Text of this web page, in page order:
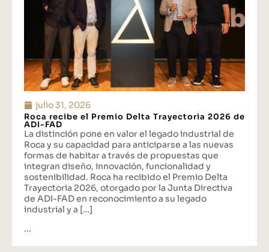
julio 31, 2026
Roca recibe el Premio Delta Trayectoria 2026 de
ADI-FAD
La distinción pone en valor el legado industrial de
Roca y su capacidad para anticiparse a las nuevas
formas de habitar a través de propuestas que
integran diseño, innovación, funcionalidad y
sostenibilidad. Roca ha recibido el Premio Delta
Trayectoria 2026, otorgado por la Junta Directiva
de ADI-FAD en reconocimiento a su legado
industrial y a […]
...